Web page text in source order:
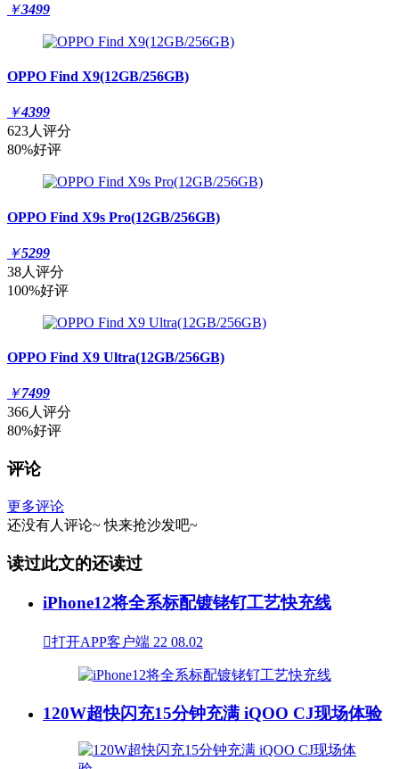
￥3499
OPPO Find X9(12GB/256GB)
￥4399
623人评分
80%好评
OPPO Find X9s Pro(12GB/256GB)
￥5299
38人评分
100%好评
OPPO Find X9 Ultra(12GB/256GB)
￥7499
366人评分
80%好评
评论
更多评论
还没有人评论~ 快来抢沙发吧~
读过此文的还读过
iPhone12将全系标配镀铑钌工艺快充线
打开APP客户端 22 08.02
120W超快闪充15分钟充满 iQOO CJ现场体验